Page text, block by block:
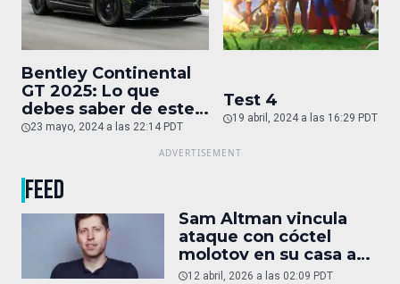
Bentley Continental
GT 2025: Lo que
debes saber de este
auto de superlujo
23 mayo, 2024 a las 22:14 PDT
Test 4
19 abril, 2024 a las 16:29 PDT
FEED
Sam Altman vincula
ataque con cóctel
molotov en su casa a
reportaje
12 abril, 2026 a las 02:09 PDT